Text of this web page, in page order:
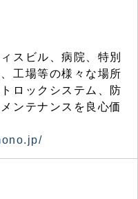
スビル、病院、特別
工場等の様々な場所
ロックシステム、防
ンテナンスを良心価